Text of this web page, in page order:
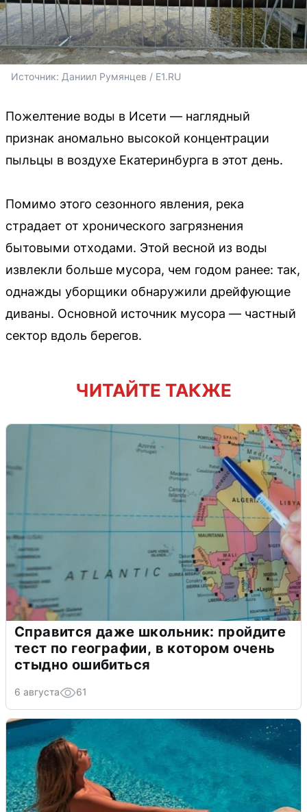
Источник: Даниил Румянцев / E1.RU
Пожелтение воды в Исети — наглядный
признак аномально высокой концентрации
пыльцы в воздухе Екатеринбурга в этот день.
Помимо этого сезонного явления, река
страдает от хронического загрязнения
бытовыми отходами. Этой весной из воды
извлекли больше мусора, чем годом ранее: так,
однажды уборщики обнаружили дрейфующие
диваны. Основной источник мусора — частный
сектор вдоль берегов.
ЧИТАЙТЕ ТАКЖЕ
Справится даже школьник: пройдите
тест по географии, в котором очень
стыдно ошибиться
6 августа 61